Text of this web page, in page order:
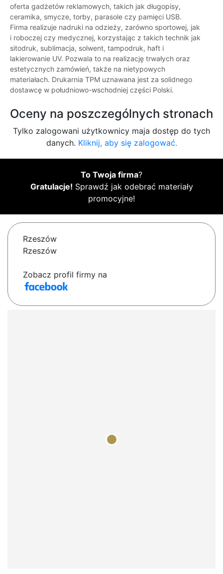
oferta gadżetów reklamowych, takich jak długopisy,
ceramika, smycze, torby, parasole czy pamięci USB.
Firma realizuje nadruki na odzieży, zarówno sportowej, jak
i roboczej czy medycznej, korzystając z takich technik jak
sitodruk, sublimacja, solwent, tampodruk, haft i
lakierowanie UV. Pozwala to na realizację trwałych oraz
estetycznych zamówień, także na nietypowych
materiałach. Drukarnia TPM uznawana jest za solidnego
dostawcę w południowo-wschodniej części Polski.
Oceny na poszczególnych stronach
Tylko zalogowani użytkownicy maja dostęp do tych
danych. Kliknij, aby się zalogować.
To Twoja firma?
Gratulacje! Sprawdź jak odebrać materiały
promocyjne!
Rzeszów
Rzeszów
Zobacz profil firmy na